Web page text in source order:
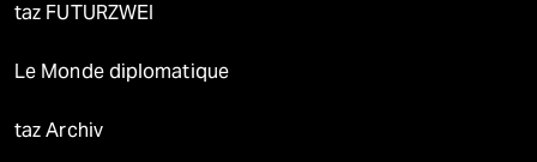
taz FUTURZWEI
Le Monde diplomatique
taz Archiv